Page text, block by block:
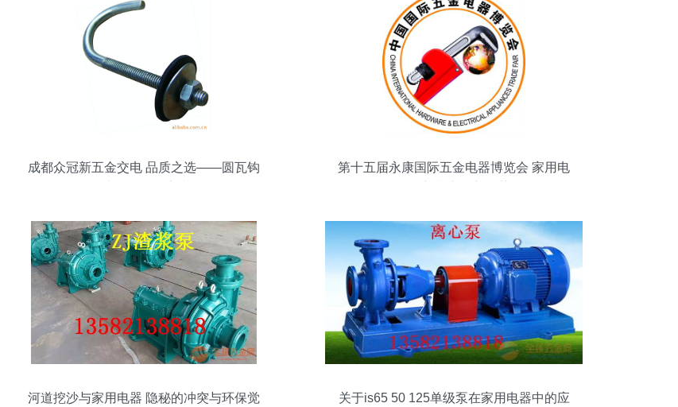
成都众冠新五金交电 品质之选——圆瓦钩
第十五届永康国际五金电器博览会 家用电
河道挖沙与家用电器 隐秘的冲突与环保觉
关于is65 50 125单级泵在家用电器中的应